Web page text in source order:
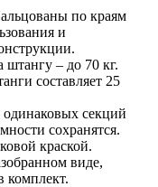
по краям
и
штангу – до 70 кг.
составляет 25
секций
сохранятся.
краской.
виде,
комплект.